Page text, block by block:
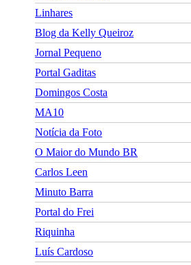
Linhares
Blog da Kelly Queiroz
Jornal Pequeno
Portal Gaditas
Domingos Costa
MA10
Notícia da Foto
O Maior do Mundo BR
Carlos Leen
Minuto Barra
Portal do Frei
Riquinha
Luís Cardoso